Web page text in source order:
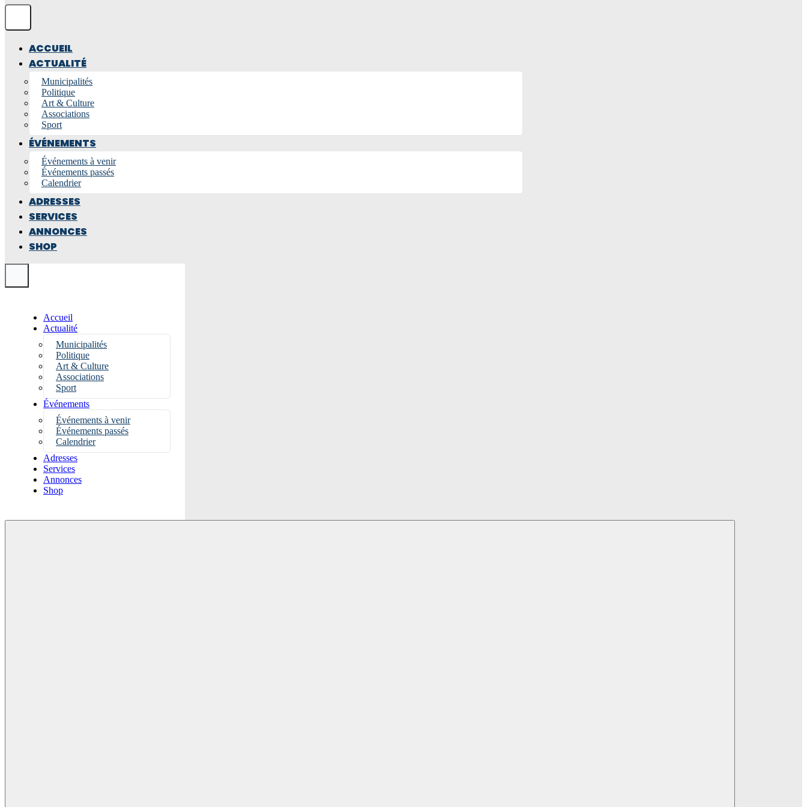
ACCUEIL
ACTUALITÉ
Municipalités
Politique
Art & Culture
Associations
Sport
ÉVÉNEMENTS
Événements à venir
Événements passés
Calendrier
ADRESSES
SERVICES
ANNONCES
SHOP
Accueil
Actualité
Municipalités
Politique
Art & Culture
Associations
Sport
Événements
Événements à venir
Événements passés
Calendrier
Adresses
Services
Annonces
Shop